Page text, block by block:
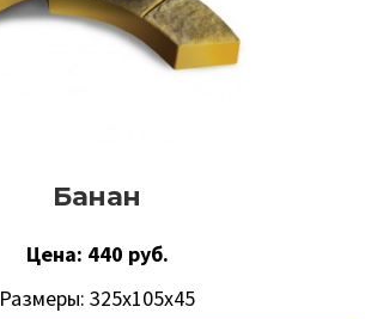
Банан
Цена: 440 руб.
Размеры: 325х105х45